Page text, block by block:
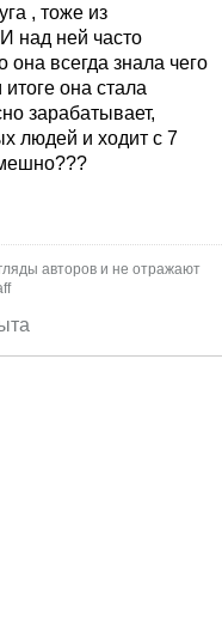
, тоже из
над ней часто
всегда знала чего
она стала
зарабатывает,
людей и ходит с 7
авторов и не отражают